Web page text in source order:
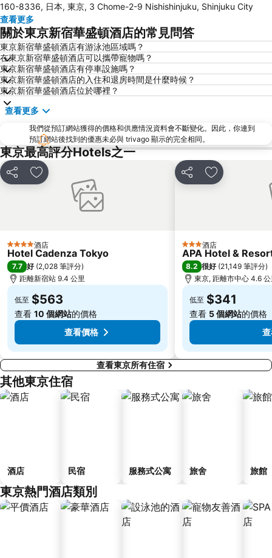
錦系釘站
橫濱車站
東京迪士尼
新橋站
日本橋站
Shibuya
Haneda Airport International Terminal Station
淺草寺
赤坂站
東京巨蛋城
六本木車站
原宿站
羽田機場 東京國際機場
築地魚市場
御台場 (台場)
Kawasaki Station
東京迪士尼海洋
太陽城
Nippori Station
Tachikawa Station
Gotanda Station
水道橋站
Shinjuku-gyoemmae Metro Station
Shinagawa
Hamamatsucho station
Nishi-Kasai Metro Station
Fujisawa Station
Shimbashi Metro Station
Chiba Station
Toyosu Station
160-8336, 日本, 東京, 3 Chome-2-9 Nishishinjuku, Shinjuku City
查看更多
關於東京新宿華盛頓酒店的常見問答
東京新宿華盛頓酒店有游泳池區域嗎？
在東京新宿華盛頓酒店可以攜帶寵物嗎？
東京新宿華盛頓酒店有停車設施嗎？
東京新宿華盛頓酒店的入住和退房時間是什麼時候？
東京新宿華盛頓酒店位於哪裡？
查看更多
我們從預訂網站獲得的價格和供應情況資料會不斷變化。因此，你連到
預訂網站後找到的優惠未必與 trivago 顯示的完全相同。
東京最高評分Hotels之一
分享 放到收藏夾
4 星級 酒店
Hotel Cadenza Tokyo
7.7 好 (2,028 筆評分)
距離新宿站 9.4 公里
低至 $563
查看 10 個網站的價格
查看價格
分享 放到收藏夾
3 星級酒店
APA Hotel &
8.2 很好 (21,149 筆評分)
東京, 距離市中心 4.6
低至 $341
查看 5 個網站的價格
查看東京所有住宿
其他東京住宿
酒店 民宿 服務式公寓 旅舍 旅館
東京熱門酒店類別